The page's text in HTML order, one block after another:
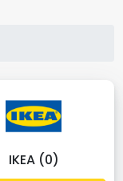
IKEA (0)